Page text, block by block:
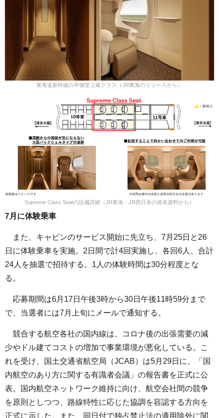
東海道新幹線の半個室上級クラス（JR東海のリリースから）
Supreme Class Seatの設備詳細（JR東海・JR西日本の発表資料から）
7月に体験乗車
また、キャビンのサービス開始に先立ち、7月25日と26
日に体験乗車を実施。2日間で計4回実施し、各回6人、合計
24人を抽選で招待する。1人の体験時間は30分程度とな
る。
応募期間は6月17日午後3時から30日午後11時59分まで
で、当選者には7月上旬にメールで通知する。
競合する航空各社の国内線は、コロナ後の出張需要の減
少やドル建てコストの増加で事業環境が悪化している。こ
れを受け、国土交通省航空局（JCAB）は5月29日に、「国
内航空のあり方に関する有識者会議」の報告書を正式に公
表。国内航空ネットワーク維持に向け、航空会社間の競争
を原則としつつ、路線特性に応じた協調を容認する方向を
正式に示した。また、同日付で独占禁止法の適用除外に関